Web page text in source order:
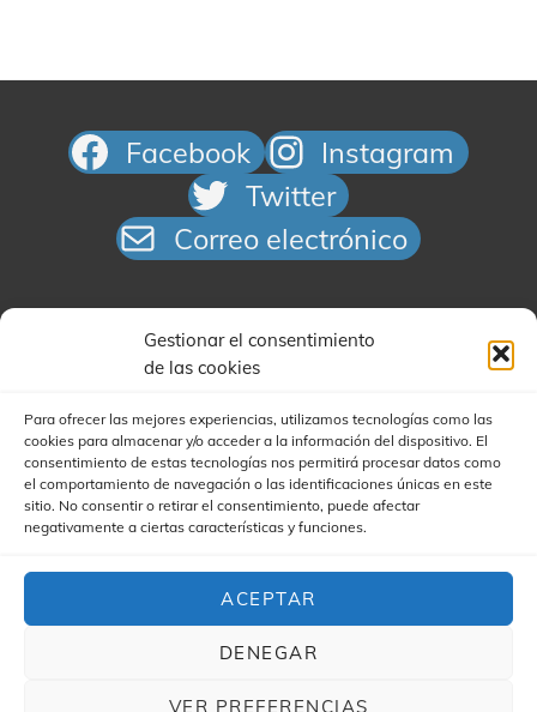
Gestionar el consentimiento
de las cookies
Para ofrecer las mejores experiencias, utilizamos tecnologías como las
cookies para almacenar y/o acceder a la información del dispositivo. El
consentimiento de estas tecnologías nos permitirá procesar datos como
el comportamiento de navegación o las identificaciones únicas en este
sitio. No consentir o retirar el consentimiento, puede afectar
negativamente a ciertas características y funciones.
ACEPTAR
DENEGAR
VER PREFERENCIAS
Facebook
Instagram
Twitter
Correo electrónico
Buscar